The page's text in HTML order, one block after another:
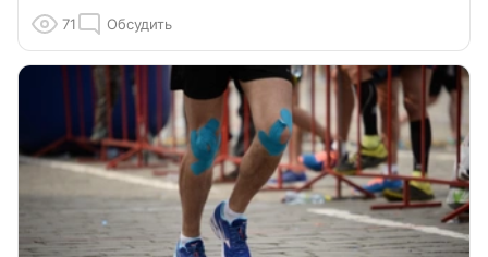
71 Обсудить